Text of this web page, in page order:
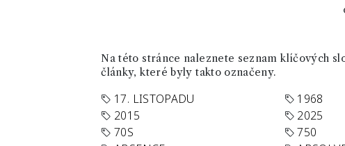
Na této stránce naleznete seznam klíčových
články, které byly takto označeny.
17. LISTOPADU 1968
2015
2025
70S
750